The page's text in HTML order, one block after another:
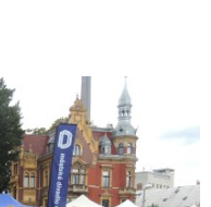
20. 7. 2026|Nahoru ↑